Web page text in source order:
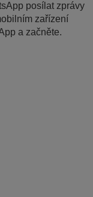
posílat zprávy
zařízení
a začněte.